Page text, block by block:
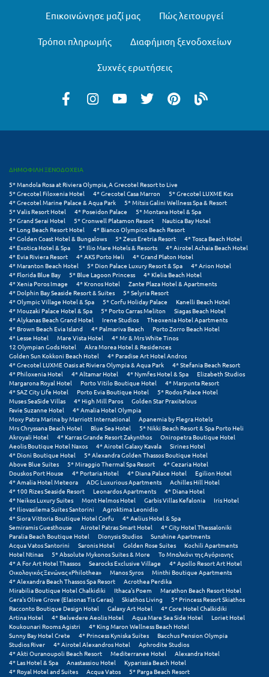
Λέσβος
Λευκάδα
Λήμνος
Λίμνη Πλαστήρα
Λιτόχωρο
Λουτρά Πόζαρ
Λουτρά Υπάτης
Λουτράκι
Λούτσα
Μ
Μάνη
Μαραθώνας Αττικής
Μαρώνεια
Μεθώνη
Μεσολόγγι
Μεσσηνία
Μετέωρα
Μέτσοβο
Μήλος
Μονεμβασιά
Μουζάκι
Μπαλί Κρήτης
Επικοινώνησε μαζί μας Πώς λειτουργεί
Τρόποι πληρωμής Διαφήμιση ξενοδοχείων
Συχνές ερωτήσεις
ΔΗΜΟΦΙΛΗ ΞΕΝΟΔΟΧΕΙΑ
5* Mandola Rosa at Riviera Olympia, A Grecotel Resort to Live
5* Grecotel Filoxenia Hotel
4* Grecotel Casa Marron
5* Grecotel LUXME Kos
4* Grecotel Marine Palace & Aqua Park
5* Mitsis Galini Wellness Spa & Resort
5* Valis Resort Hotel
4* Poseidon Palace
5* Montana Hotel & Spa
5* Grand Serai Hotel
5* Cronwell Platamon Resort
Nautica Bay Hotel
4* Long Beach Resort Hotel
4* Bianco Olympico Beach Resort
4* Golden Coast Hotel & Bungalows
5* Zeus Eretria Resort
4* Tosca Beach Hotel
4* Exotica Hotel & Spa
5* Ilio Mare Hotels & Resorts
4* Airotel Achaia Beach Hotel
4* Evia Riviera Resort
4* AKS Porto Heli
4* Grand Platon Hotel
4* Maranton Beach Hotel
5* Dion Palace Luxury Resort & Spa
4* Arion Hotel
4* Florida Blue Bay
5* Blue Lagoon Princess
4* Klelia Beach Hotel
4* Xenia Poros Image
4* Kronos Hotel
Zante Plaza Hotel & Apartments
4* Dolphin Bay Seaside Resort & Suites
5* Selyria Resort
4* Olympic Village Hotel & Spa
5* Corfu Holiday Palace
Kanelli Beach Hotel
4* Mouzaki Palace Hotel & Spa
5* Porto Carras Meliton
Siagas Beach Hotel
4* Alykanas Beach Grand Hotel
Irene Studios
Theoxenia Hotel Apartments
4* Brown Beach Evia Island
4* Palmariva Beach
Porto Zorro Beach Hotel
4* Lesse Hotel
Mare Vista Hotel
4* Mr & Mrs White Tinos
12 Olympian Gods Hotel
Akra Morea Hotel & Residences
Golden Sun Kokkoni Beach Hotel
4* Paradise Art Hotel Andros
4* Grecotel LUXME Oasis at Riviera Olympia & Aqua Park
4* Stefania Beach Resort
4* Philoxenia Hotel
4* Altamar Hotel 4* Nymfes Hotel & Spa
Elizabeth Studios
Margarona Royal Hotel
Porto Vitilo Boutique Hotel
4* Marpunta Resort
4* SAZ City Life Hotel
Porto Evia Boutique Hotel
5* Rodos Palace Hotel
Muses SeaSide Villas
4* High Mill Paros
Golden Star Praxitelous
Favie Suzanne Hotel
4* Amalia Hotel Olympia
Moxy Patra Marina by Marriott International
Apanemia by Flegra Hotels
Mrs Chryssana Beach Hotel
Blue Sea Hotel
5* Nikki Beach Resort & Spa Porto Heli
Akroyali Hotel
4* Karras Grande Resort Zakynthos
Oniropetra Boutique Hotel
Aeolis Boutique Hotel Naxos
4* Airotel Galaxy Kavala
Sirines Hotel
4* Dioni Boutique Hotel
5* Alexandra Golden Thassos Boutique Hotel
Above Blue Suites
5* Miraggio Thermal Spa Resort
4* Cezaria Hotel
Douskos Port House
4* Portaria Hotel 4* Diana Palace Hotel
Egilion Hotel
4* Amalia Hotel Meteora
ADG Luxurious Apartments
Achilles Hill Hotel
4* 100 Rizes Seaside Resort
Leonardos Apartments
4* Diana Hotel
4* Neikos Luxury Suites
Mont Helmos Hotel Garbis Villas Kefalonia
Iris Hotel
4* Iliovasilema Suites Santorini
Agroktima Leonidio
4* Siora Vittoria Boutique Hotel Corfu
4* Aelius Hotel & Spa
Semiramis Guesthouse
Airotel Patras Smart Hotel
4* City Hotel Thessaloniki
Paralia Beach Boutique Hotel
Dionysis Studios
Sunshine Apartments
Acqua Vatos Santorini
Saronis Hotel Golden Rose Suites
Kochili Apartments
Hotel Ntinas
5* Absolute Mykonos Suites & More
Το Μπαλκόνι της Αγόριανης
4* A For Art Hotel Thassos
Searocks Exclusive Village
4* Apollo Resort Art Hotel
Οικολογικός Ξενώνας «Philothea»
Manos Syros
Minthi Boutique Apartments
4* Alexandra Beach Thassos Spa Resort
Acrothea Perdika
Mirabilia Boutique Hotel Chalkidiki
Ithaca's Poem
Marathon Beach Resort Hotel
Gera's Olive Grove (Elaionas Tis Geras)
Skiathos Living
5* Princess Resort Skiathos
Racconto Boutique Design Hotel
Galaxy Art Hotel
4* Core Hotel Chalkidiki
Artina Hotel
4* Belvedere Aeolis Hotel Aqua Mare Sea Side Hotel
Loriet Hotel
Koukounari Rooms Agistri
4* King Maron Wellness Beach Hotel
Sunny Bay Hotel Crete
4* Princess Kyniska Suites
Bacchus Pension Olympia
Studios River
4* Airotel Alexandros Hotel
Aphrodite Studios
4* Akti Ouranoupoli Beach Resort
Mediterranee Hotel
Alexandra Hotel
4* Las Hotel & Spa
Anastassiou Hotel
Kyparissia Beach Hotel
4* Royal Hotel and Suites
Acqua Vatos
5* Parga Beach Resort